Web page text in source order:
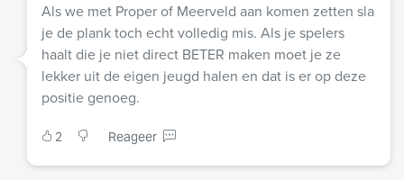
Als we met Proper of Meerveld aan komen zetten sla
je de plank toch echt volledig mis. Als je spelers
haalt die je niet direct BETER maken moet je ze
lekker uit de eigen jeugd halen en dat is er op deze
positie genoeg.
2 Reageer